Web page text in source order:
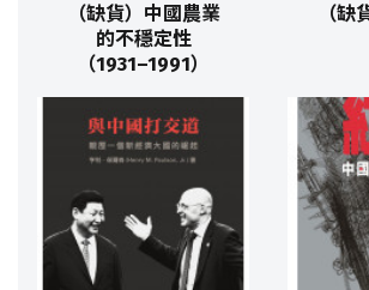
（缺貨）中國農業
的不穩定性
（1931–1991）
（缺